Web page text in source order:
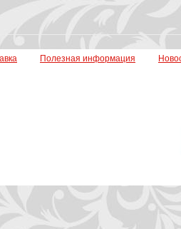
Полезная информация